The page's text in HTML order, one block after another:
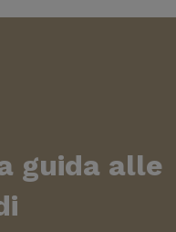
guida alle